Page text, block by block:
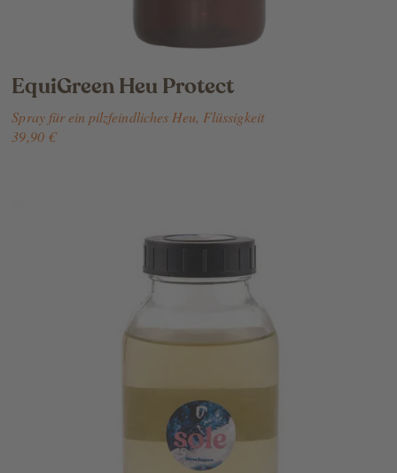
EquiGreen Heu Protect
Spray für ein pilzfeindliches Heu, Flüssigkeit
39,90 €